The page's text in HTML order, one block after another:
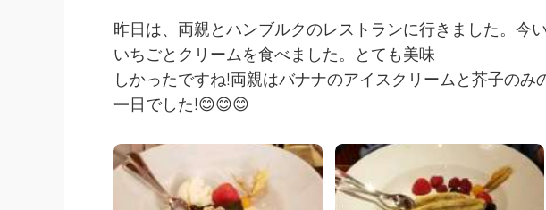
昨日は、両親とハンブルクのレストランに行きました。今
いちごとクリームを食べました。とても美味
しかったですね!両親はバナナのアイスクリームと芥子のみ
一日でした!😊😊😊